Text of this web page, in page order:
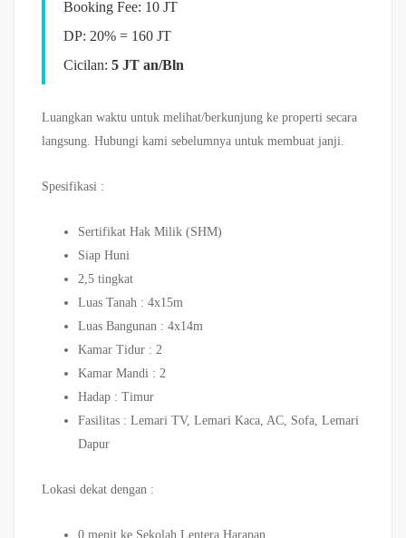
Booking Fee: 10 JT
DP: 20% = 160 JT
Cicilan: 5 JT an/Bln
Luangkan waktu untuk melihat/berkunjung ke properti secara
langsung. Hubungi kami sebelumnya untuk membuat janji.
Spesifikasi :
Sertifikat Hak Milik (SHM)
Siap Huni
2,5 tingkat
Luas Tanah : 4x15m
Luas Bangunan : 4x14m
Kamar Tidur : 2
Kamar Mandi : 2
Hadap : Timur
Fasilitas : Lemari TV, Lemari Kaca, AC, Sofa, Lemari
Dapur
Lokasi dekat dengan :
0 menit ke Sekolah Lentera Harapan